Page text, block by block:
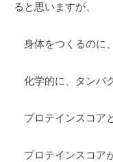
ると思いますが、
身体をつくるのに
化学的に、 タンパ
プロテインスコア
プロテインスコア